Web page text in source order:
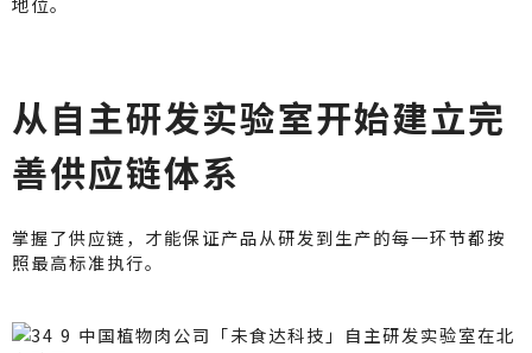
从自主研发实验室开始建立完
善供应链体系
掌握了供应链，才能保证产品从研发到生产的每一环节都按
照最高标准执行。